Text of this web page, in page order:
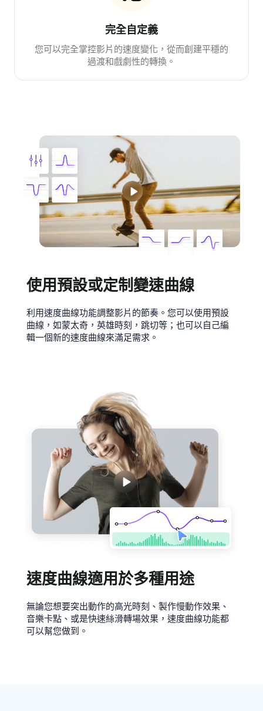
完全自定義
您可以完全掌控影片的速度變化，從而創建平穩的
過渡和戲劇性的轉換。
使用預設或定制變速曲線
利用速度曲線功能調整影片的節奏。您可以使用預設
曲線，如蒙太奇，英雄時刻，跳切等；也可以自己編
輯一個新的速度曲線來滿足需求。
速度曲線適用於多種用途
無論您想要突出動作的高光時刻、製作慢動作效果、
音樂卡點、或是快速絲滑轉場效果，速度曲線功能都
可以幫您做到。